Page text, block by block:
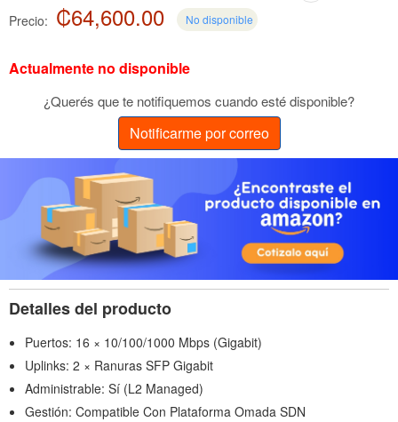
Precio: ₡64,600.00 No disponible
Actualmente no disponible
¿Querés que te notifiquemos cuando esté disponible?
Notificarme por correo
Detalles del producto
Puertos: 16 × 10/100/1000 Mbps (Gigabit)
Uplinks: 2 × Ranuras SFP Gigabit
Administrable: Sí (L2 Managed)
Gestión: Compatible Con Plataforma Omada SDN